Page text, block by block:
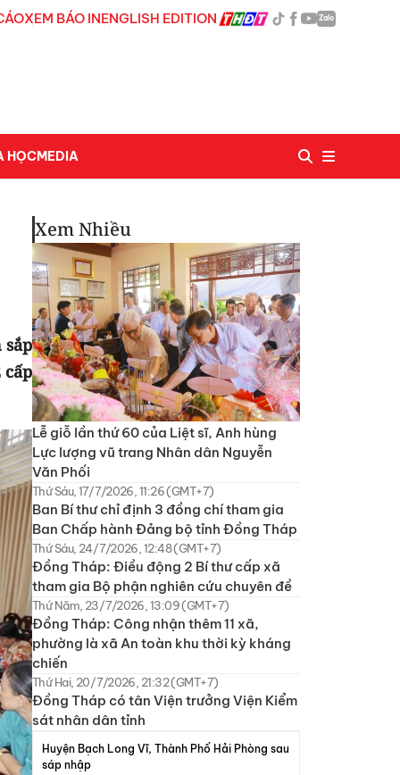
XEM BÁO INENGLISH EDITION Zalo
HỌCMEDIA
Xem Nhiều
Lễ giỗ lần thứ 60 của Liệt sĩ, Anh hùng
Lực lượng vũ trang Nhân dân Nguyễn
Văn Phối
Thứ Sáu, 17/7/2026, 11:26 (GMT+7)
Ban Bí thư chỉ định 3 đồng chí tham gia
Ban Chấp hành Đảng bộ tỉnh Đồng Tháp
Thứ Sáu, 24/7/2026, 12:48 (GMT+7)
Đồng Tháp: Điều động 2 Bí thư cấp xã
tham gia Bộ phận nghiên cứu chuyên đề
Thứ Năm, 23/7/2026, 13:09 (GMT+7)
Đồng Tháp: Công nhận thêm 11 xã,
phường là xã An toàn khu thời kỳ kháng
chiến
Thứ Hai, 20/7/2026, 21:32 (GMT+7)
Đồng Tháp có tân Viện trưởng Viện Kiểm
sát nhân dân tỉnh
Huyện Bạch Long Vĩ, Thành Phố Hải Phòng sau
sáp nhập